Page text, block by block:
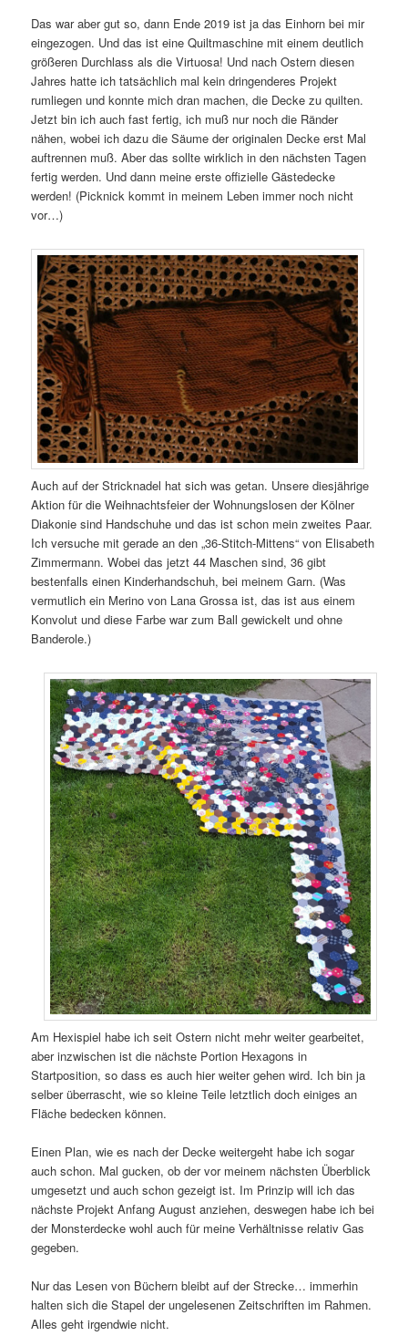
Das war aber gut so, dann Ende 2019 ist ja das Einhorn bei mir
eingezogen. Und das ist eine Quiltmaschine mit einem deutlich
größeren Durchlass als die Virtuosa! Und nach Ostern diesen
Jahres hatte ich tatsächlich mal kein dringenderes Projekt
rumliegen und konnte mich dran machen, die Decke zu quilten.
Jetzt bin ich auch fast fertig, ich muß nur noch die Ränder
nähen, wobei ich dazu die Säume der originalen Decke erst Mal
auftrennen muß. Aber das sollte wirklich in den nächsten Tagen
fertig werden. Und dann meine erste offizielle Gästedecke
werden! (Picknick kommt in meinem Leben immer noch nicht
vor…)
Auch auf der Stricknadel hat sich was getan. Unsere diesjährige
Aktion für die Weihnachtsfeier der Wohnungslosen der Kölner
Diakonie sind Handschuhe und das ist schon mein zweites Paar.
Ich versuche mit gerade an den „36-Stitch-Mittens“ von Elisabeth
Zimmermann. Wobei das jetzt 44 Maschen sind, 36 gibt
bestenfalls einen Kinderhandschuh, bei meinem Garn. (Was
vermutlich ein Merino von Lana Grossa ist, das ist aus einem
Konvolut und diese Farbe war zum Ball gewickelt und ohne
Banderole.)
Am Hexispiel habe ich seit Ostern nicht mehr weiter gearbeitet,
aber inzwischen ist die nächste Portion Hexagons in
Startposition, so dass es auch hier weiter gehen wird. Ich bin ja
selber überrascht, wie so kleine Teile letztlich doch einiges an
Fläche bedecken können.
Einen Plan, wie es nach der Decke weitergeht habe ich sogar
auch schon. Mal gucken, ob der vor meinem nächsten Überblick
umgesetzt und auch schon gezeigt ist. Im Prinzip will ich das
nächste Projekt Anfang August anziehen, deswegen habe ich bei
der Monsterdecke wohl auch für meine Verhältnisse relativ Gas
gegeben.
Nur das Lesen von Büchern bleibt auf der Strecke… immerhin
halten sich die Stapel der ungelesenen Zeitschriften im Rahmen.
Alles geht irgendwie nicht.